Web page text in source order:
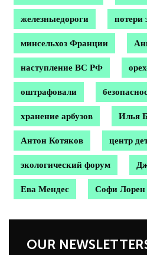
железныедороги потери
минсельхоз Франции
наступление ВС РФ
оштрафовали
хранение арбузов Илья
Антон Котяков центр
экологический форум
Ева Мендес Софи Лорен
OUR